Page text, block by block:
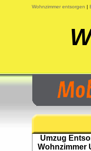
Wohnzimmer entsorgen |
Umzug
Wohnzimmer